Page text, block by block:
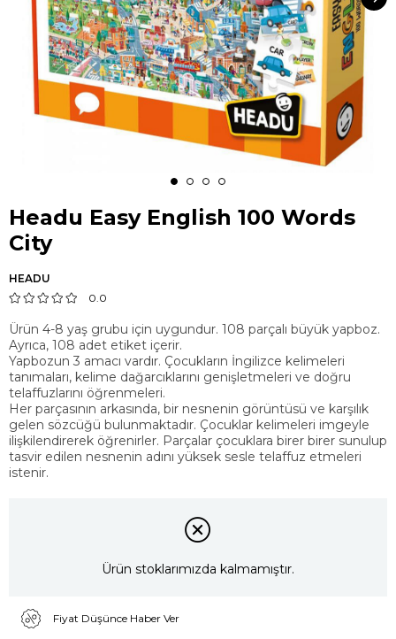
Headu Easy English 100 Words
City
HEADU
0.0
Ürün 4-8 yaş grubu için uygundur. 108 parçalı büyük yapboz.
Ayrıca, 108 adet etiket içerir.
Yapbozun 3 amacı vardır. Çocukların İngilizce kelimeleri
tanımaları, kelime dağarcıklarını genişletmeleri ve doğru
telaffuzlarını öğrenmeleri.
Her parçasının arkasında, bir nesnenin görüntüsü ve karşılık
gelen sözcüğü bulunmaktadır. Çocuklar kelimeleri imgeyle
ilişkilendirerek öğrenirler. Parçalar çocuklara birer birer sunulup
tasvir edilen nesnenin adını yüksek sesle telaffuz etmeleri
istenir.
Ürün stoklarımızda kalmamıştır.
Fiyat Düşünce Haber Ver